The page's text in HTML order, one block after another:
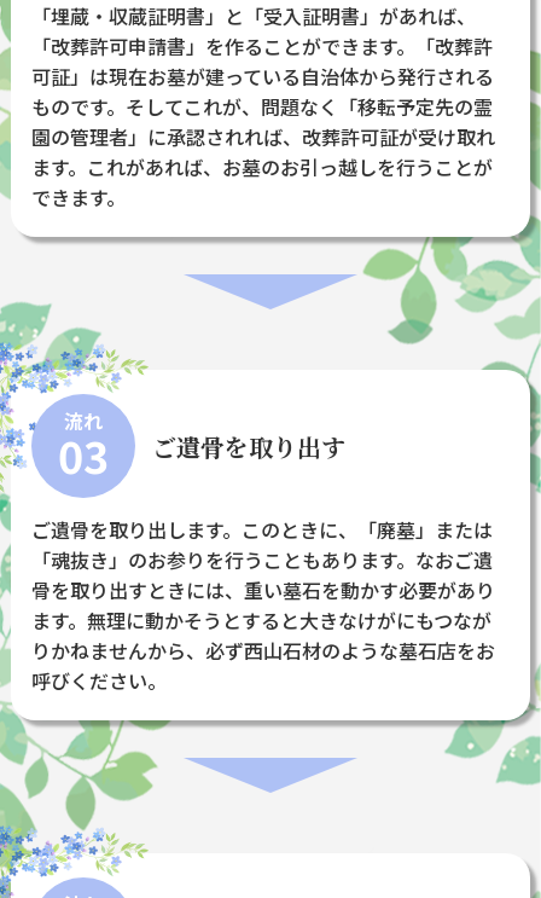
「埋蔵・収蔵証明書」と「受入証明書」があれば、
「改葬許可申請書」を作ることができます。「改葬許
可証」は現在お墓が建っている自治体から発行される
ものです。そしてこれが、問題なく「移転予定先の霊
園の管理者」に承認されれば、改葬許可証が受け取れ
ます。これがあれば、お墓のお引っ越しを行うことが
できます。
流れ
03 ご遺骨を取り出す
ご遺骨を取り出します。このときに、「廃墓」または
「魂抜き」のお参りを行うこともあります。なおご遺
骨を取り出すときには、重い墓石を動かす必要があり
ます。無理に動かそうとすると大きなけがにもつなが
りかねませんから、必ず西山石材のような墓石店をお
呼びください。